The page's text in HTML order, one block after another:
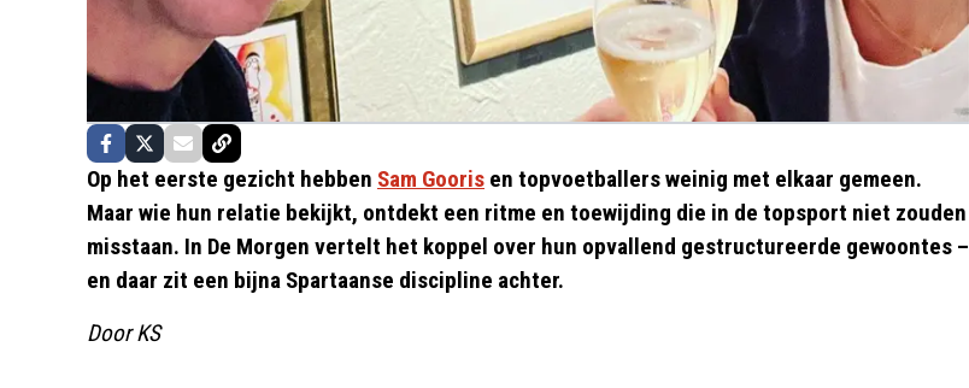
Op het eerste gezicht hebben Sam Gooris en topvoetballers weinig met elkaar gemeen.
Maar wie hun relatie bekijkt, ontdekt een ritme en toewijding die in de topsport niet zouden
misstaan. In De Morgen vertelt het koppel over hun opvallend gestructureerde gewoontes –
en daar zit een bijna Spartaanse discipline achter.
Door KS